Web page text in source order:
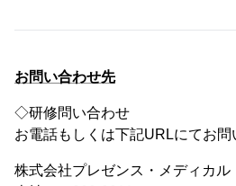
お問い合わせ先
◇研修問い合わせ
お電話もしくは下記URLにてお問
株式会社プレゼンス・メディカル